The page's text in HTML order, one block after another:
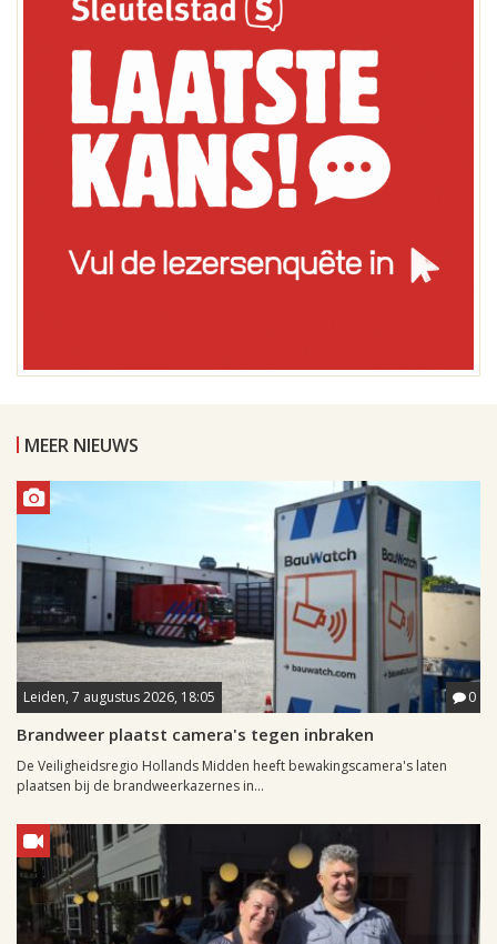
MEER NIEUWS
Leiden, 7 augustus 2026, 18:05 0
Brandweer plaatst camera's tegen inbraken
De Veiligheidsregio Hollands Midden heeft bewakingscamera's laten
plaatsen bij de brandweerkazernes in...